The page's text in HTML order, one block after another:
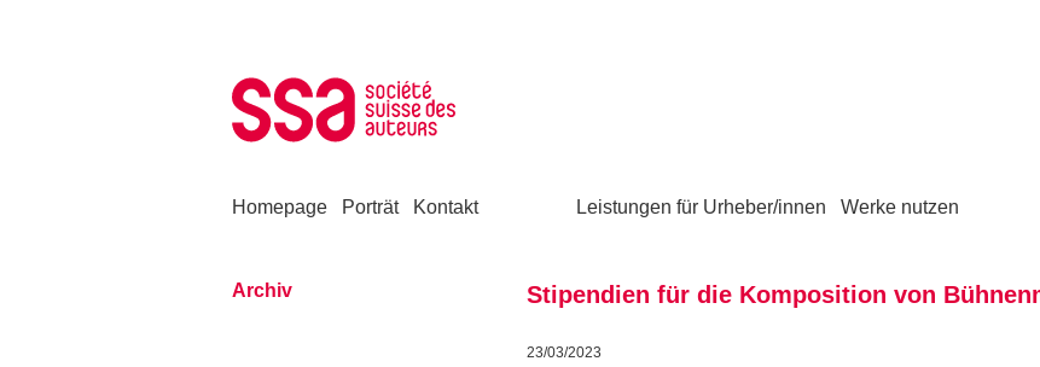
Homepage Porträt Kontakt Leistungen für Urheber/innen Werke nutzen
Archiv Stipendien für die Komposition von
23/03/2023